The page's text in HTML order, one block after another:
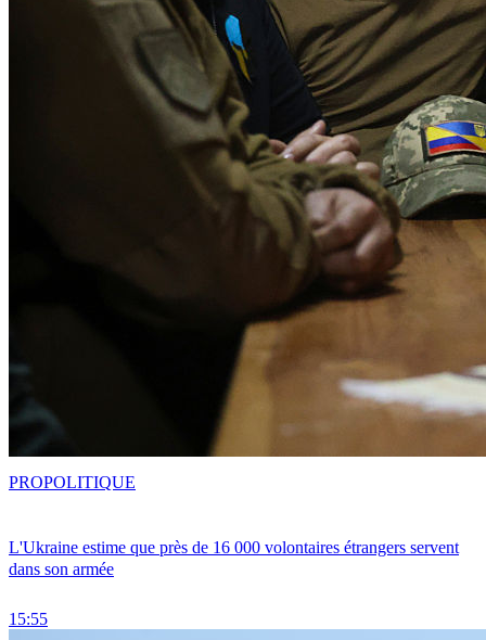
L'Ukraine estime que près de 16 000 volontaires étrangers servent
dans son armée
15:55
PROPOLITIQUE